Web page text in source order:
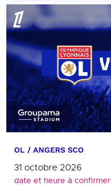
OL / ANGERS SCO
31 octobre 2026
date et heure à confirmer